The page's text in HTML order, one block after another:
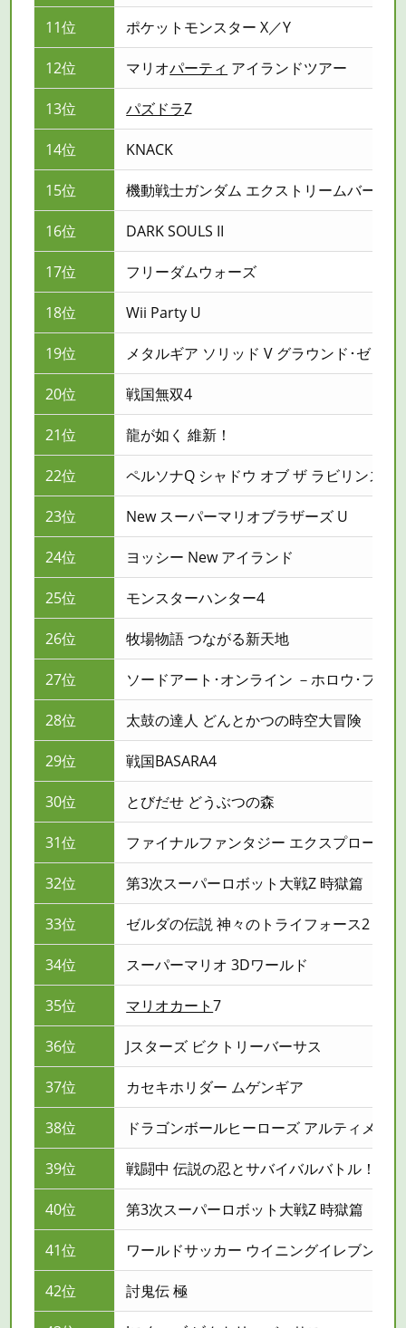
11位 ポケットモンスター X／Y
12位 マリオパーティ アイランドツアー
13位 パズドラZ
14位 KNACK
15位 機動戦士ガンダム エクストリームバーサ
16位 DARK SOULS II
17位 フリーダムウォーズ
18位 Wii Party U
19位 メタルギア ソリッド V グラウンド･ゼロズ
20位 戦国無双4
21位 龍が如く 維新！
22位 ペルソナQ シャドウ オブ ザ ラビリンス
23位 New スーパーマリオブラザーズ U
24位 ヨッシー New アイランド
25位 モンスターハンター4
26位 牧場物語 つながる新天地
27位 ソードアート･オンライン －ホロウ･フ
28位 太鼓の達人 どんとかつの時空大冒険
29位 戦国BASARA4
30位 とびだせ どうぶつの森
31位 ファイナルファンタジー エクスプローラ
32位 第3次スーパーロボット大戦Z 時獄篇
33位 ゼルダの伝説 神々のトライフォース2
34位 スーパーマリオ 3Dワールド
35位 マリオカート7
36位 Jスターズ ビクトリーバーサス
37位 カセキホリダー ムゲンギア
38位 ドラゴンボールヒーローズ アルティメッ
39位 戦闘中 伝説の忍とサバイバルバトル！
40位 第3次スーパーロボット大戦Z 時獄篇
41位 ワールドサッカー ウイニングイレブン
42位 討鬼伝 極